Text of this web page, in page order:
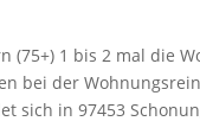
(75+) 1 bis 2 mal die
bei der
sich in 97453